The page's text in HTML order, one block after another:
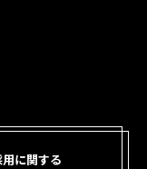
に関する